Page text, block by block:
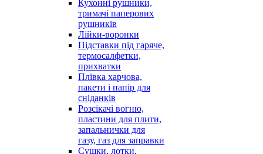
Кухонні рушники,
тримачі паперових
рушників
Лійки-воронки
Підставки під гаряче,
термосалфетки,
прихватки
Плівка харчова,
пакети і папір для
сніданків
Розсікачі вогню,
пластини для плити,
запальнички для
газу, газ для заправки
Сушки, лотки,